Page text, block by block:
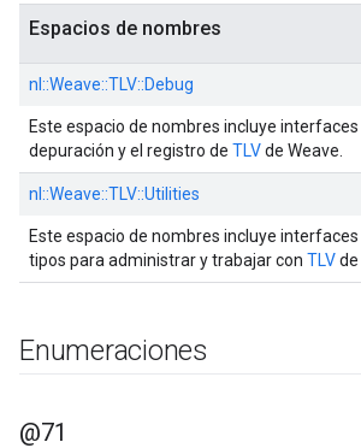
Espacios de nombres
nl::Weave::TLV::Debug
Este espacio de nombres incluye
depuración y el registro de TLVde Weave.
nl::Weave::TLV::Utilities
Este espacio de nombres incluye
tipos para administrar y trabajar con TLVde
Enumeraciones
@71